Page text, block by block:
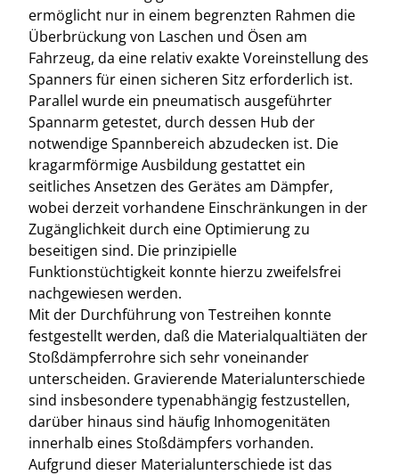
ermöglicht nur in einem begrenzten Rahmen die
Überbrückung von Laschen und Ösen am
Fahrzeug, da eine relativ exakte Voreinstellung des
Spanners für einen sicheren Sitz erforderlich ist.
Parallel wurde ein pneumatisch ausgeführter
Spannarm getestet, durch dessen Hub der
notwendige Spannbereich abzudecken ist. Die
kragarmförmige Ausbildung gestattet ein
seitliches Ansetzen des Gerätes am Dämpfer,
wobei derzeit vorhandene Einschränkungen in der
Zugänglichkeit durch eine Optimierung zu
beseitigen sind. Die prinzipielle
Funktionstüchtigkeit konnte hierzu zweifelsfrei
nachgewiesen werden.
Mit der Durchführung von Testreihen konnte
festgestellt werden, daß die Materialqualtiäten der
Stoßdämpferrohre sich sehr voneinander
unterscheiden. Gravierende Materialunterschiede
sind insbesondere typenabhängig festzustellen,
darüber hinaus sind häufig Inhomogenitäten
innerhalb eines Stoßdämpfers vorhanden.
Aufgrund dieser Materialunterschiede ist das